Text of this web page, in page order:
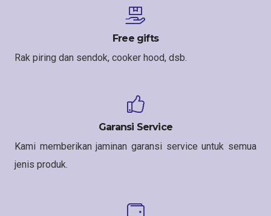
Free gifts
Rak piring dan sendok, cooker hood, dsb.
Garansi Service
Kami memberikan jaminan garansi service untuk semua
jenis produk.